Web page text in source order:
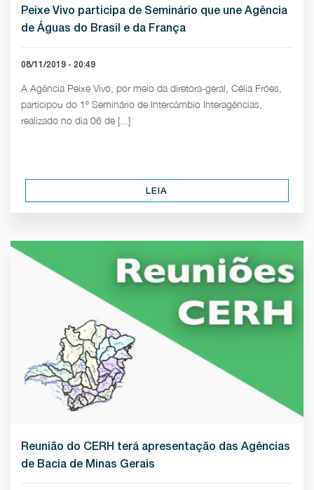
Peixe Vivo participa de Seminário que une Agência
de Águas do Brasil e da França
08/11/2019 - 20:49
A Agência Peixe Vivo, por meio da diretora-geral, Célia Fróes,
participou do 1º Seminário de Intercâmbio Interagências,
realizado no dia 06 de [...]
LEIA
Reunião do CERH terá apresentação das Agências
de Bacia de Minas Gerais